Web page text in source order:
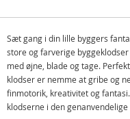
Sæt gang i din lille byggers
store og farverige
med øjne, blade og tage.
klodser er nemme at gribe og
finmotorik, kreativitet og
klodserne i den